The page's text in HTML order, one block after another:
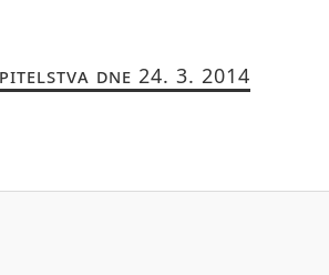
DNE 24. 3. 2014